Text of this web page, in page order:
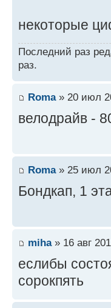
некоторые
Последний раз
раз.
Roma» 20 июл
велодрайв -
Roma» 25 июл
Бондкап, 1
miha» 16 авг
еслибы
сорокпять